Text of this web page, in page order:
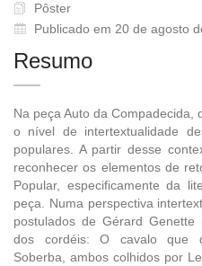
Pôster
Publicado em 20 de agosto
Resumo
Na peça Auto da Compadecida,
o nível de intertextualidade
populares. A partir desse
reconhecer os elementos de
Popular, especificamente da
peça. Numa perspectiva
postulados de Gérard
dos cordéis: O cavalo que
Soberba, ambos colhidos por